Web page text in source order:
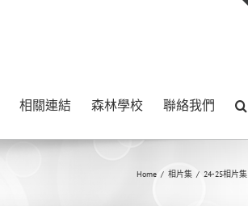
相關連結 森林學校 聯絡我們
Home / 相片集 / 24-25相片集